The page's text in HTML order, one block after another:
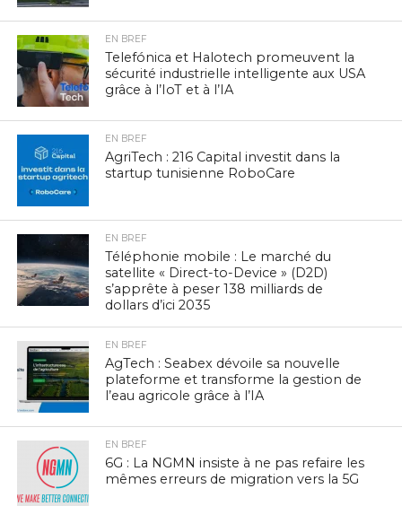
EN BREF
Telefónica et Halotech promeuvent la
sécurité industrielle intelligente aux USA
grâce à l’IoT et à l’IA
EN BREF
AgriTech : 216 Capital investit dans la
startup tunisienne RoboCare
EN BREF
Téléphonie mobile : Le marché du
satellite « Direct-to-Device » (D2D)
s’apprête à peser 138 milliards de
dollars d’ici 2035
EN BREF
AgTech : Seabex dévoile sa nouvelle
plateforme et transforme la gestion de
l’eau agricole grâce à l’IA
EN BREF
6G : La NGMN insiste à ne pas refaire les
mêmes erreurs de migration vers la 5G